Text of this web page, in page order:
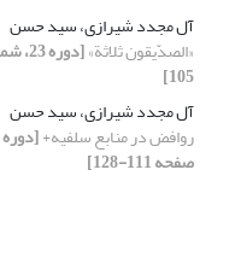
آل مجدد شیرازی، سید حسن
«الصدّیقون ثلاثة»
105]
آل مجدد شیرازی، سید حسن
روافض در منابع سلفیه+
صفحه 111-128]